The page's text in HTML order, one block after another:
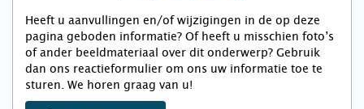
Heeft u aanvullingen en/of wijzigingen in de op deze
pagina geboden informatie? Of heeft u misschien foto’s
of ander beeldmateriaal over dit onderwerp? Gebruik
dan ons reactieformulier om ons uw informatie toe te
sturen. We horen graag van u!